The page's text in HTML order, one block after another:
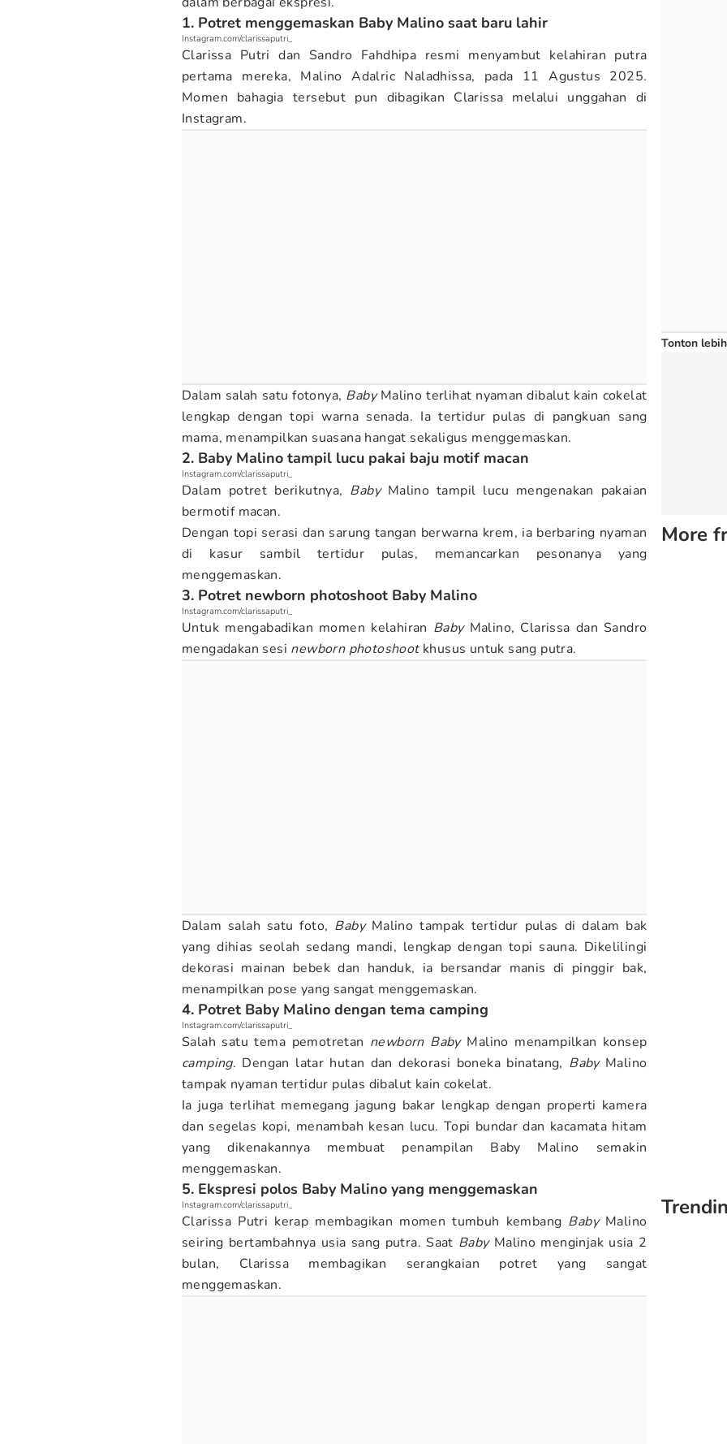
1. Potret menggemaskan Baby Malino saat baru lahir
Instagram.com/clarissaputri_
Clarissa Putri dan Sandro Fahdhipa resmi menyambut kelahiran putra
pertama mereka, Malino Adalric Naladhissa, pada 11 Agustus 2025.
Momen bahagia tersebut pun dibagikan Clarissa melalui unggahan di
Instagram.
Dalam salah satu fotonya, BabyMalino terlihat nyaman dibalut kain cokelat
lengkap dengan topi warna senada. Ia tertidur pulas di pangkuan sang
mama, menampilkan suasana hangat sekaligus menggemaskan.
2. Baby Malino tampil lucu pakai baju motif macan
Instagram.com/clarissaputri_
Dalam potret berikutnya, BabyMalino tampil lucu mengenakan pakaian
bermotif macan.
Dengan topi serasi dan sarung tangan berwarna krem, ia berbaring nyaman
di kasur sambil tertidur pulas, memancarkan pesonanya yang
menggemaskan.
3. Potret newborn photoshoot Baby Malino
Instagram.com/clarissaputri_
Untuk mengabadikan momen kelahiran BabyMalino, Clarissa dan Sandro
mengadakan sesi newborn photoshootkhusus untuk sang putra.
Dalam salah satu foto, BabyMalino tampak tertidur pulas di dalam bak
yang dihias seolah sedang mandi, lengkap dengan topi sauna. Dikelilingi
dekorasi mainan bebek dan handuk, ia bersandar manis di pinggir bak,
menampilkan pose yang sangat menggemaskan.
4. Potret Baby Malino dengan tema camping
Instagram.com/clarissaputri_
Salah satu tema pemotretan newborn BabyMalino menampilkan konsep
camping. Dengan latar hutan dan dekorasi boneka binatang, BabyMalino
tampak nyaman tertidur pulas dibalut kain cokelat.
Ia juga terlihat memegang jagung bakar lengkap dengan properti kamera
dan segelas kopi, menambah kesan lucu. Topi bundar dan kacamata hitam
yang dikenakannya membuat penampilan Baby Malino semakin
menggemaskan.
5. Ekspresi polos Baby Malino yang menggemaskan
Instagram.com/clarissaputri_
Clarissa Putri kerap membagikan momen tumbuh kembang BabyMalino
seiring bertambahnya usia sang putra. Saat BabyMalino menginjak usia 2
bulan, Clarissa membagikan serangkaian potret yang sangat
menggemaskan.
Tonton
More